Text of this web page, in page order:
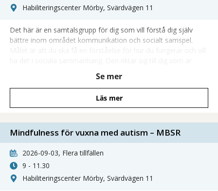
Habiliteringscenter Mörby, Svärdvägen 11
Det här är en samtalsgrupp för dig som vill förstå dig själv
bättre inom området kommunikation och socialt samspel.
Målet är att du ska få en förståelse för hur du fungerar och vill
Se mer
Läs mer
Mindfulness för vuxna med autism – MBSR
2026-09-03, Flera tillfällen
9 - 11.30
Habiliteringscenter Mörby, Svärdvägen 11